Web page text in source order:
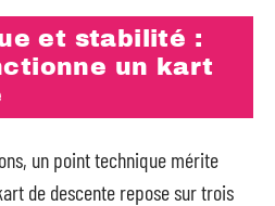
et stabilité :
un kart
un point technique mérite
de descente repose sur trois